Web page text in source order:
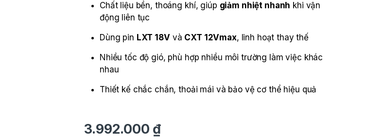
Chất liệu bền, thoáng khí, giúp giảm nhiệt nhanh khi vận
động liên tục
Dùng pin LXT 18Vvà CXT 12Vmax, linh hoạt thay thế
Nhiều tốc độ gió, phù hợp nhiều môi trường làm việc khác
nhau
Thiết kế chắc chắn, thoải mái và bảo vệ cơ thể hiệu quả
3.992.000 ₫